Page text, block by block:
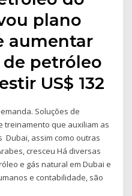
plano
aumentar
petróleo
US$ 132
Soluções de
treinamento que auxiliam as
Dubai, assim como outras
cresceu Há diversas
e gás natural em Dubai e
e contabilidade, são